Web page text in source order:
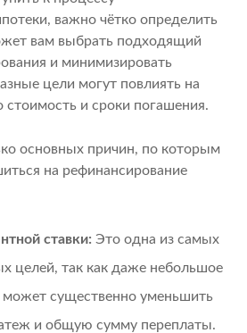
важно чётко определить
вам выбрать подходящий
и минимизировать
цели могут повлиять на
стоимость и сроки погашения.
основных причин, по которым
на рефинансирование
ставки: Это одна из самых
целей, так как даже небольшое
может существенно уменьшить
и общую сумму переплаты.